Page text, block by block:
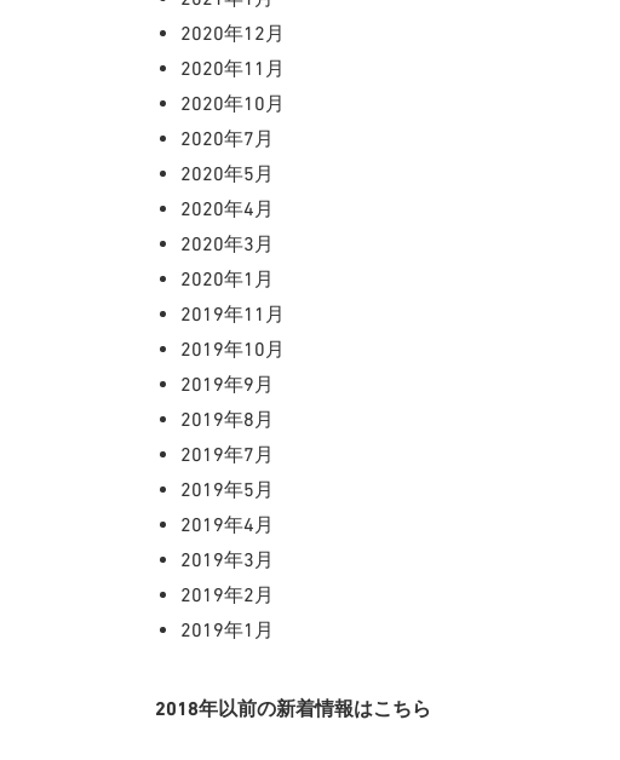
2020年12月
2020年11月
2020年10月
2020年7月
2020年5月
2020年4月
2020年3月
2020年1月
2019年11月
2019年10月
2019年9月
2019年8月
2019年7月
2019年5月
2019年4月
2019年3月
2019年2月
2019年1月
2018年以前の新着情報はこちら